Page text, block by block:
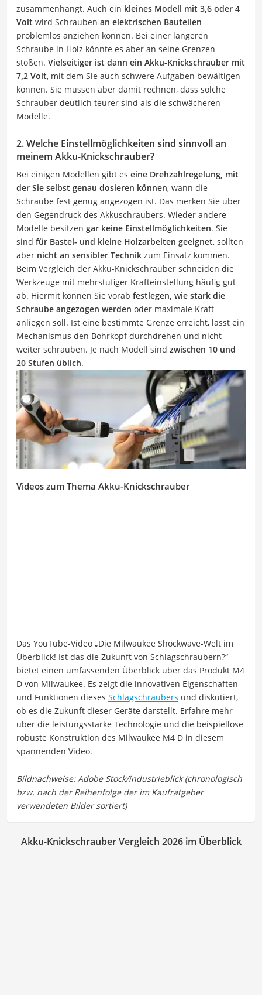
zusammenhängt. Auch ein kleines Modell mit 3,6 oder 4
Volt wird Schrauben an elektrischen Bauteilen
problemlos anziehen können. Bei einer längeren
Schraube in Holz könnte es aber an seine Grenzen
stoßen. Vielseitiger ist dann ein Akku-Knickschrauber mit
7,2 Volt, mit dem Sie auch schwere Aufgaben bewältigen
können. Sie müssen aber damit rechnen, dass solche
Schrauber deutlich teurer sind als die schwächeren
Modelle.
2. Welche Einstellmöglichkeiten sind sinnvoll an
meinem Akku-Knickschrauber?
Bei einigen Modellen gibt es eine Drehzahlregelung, mit
der Sie selbst genau dosieren können, wann die
Schraube fest genug angezogen ist. Das merken Sie über
den Gegendruck des Akkuschraubers. Wieder andere
Modelle besitzen gar keine Einstellmöglichkeiten. Sie
sind für Bastel- und kleine Holzarbeiten geeignet, sollten
aber nicht an sensibler Technik zum Einsatz kommen.
Beim Vergleich der Akku-Knickschrauber schneiden die
Werkzeuge mit mehrstufiger Krafteinstellung häufig gut
ab. Hiermit können Sie vorab festlegen, wie stark die
Schraube angezogen werden oder maximale Kraft
anliegen soll. Ist eine bestimmte Grenze erreicht, lässt ein
Mechanismus den Bohrkopf durchdrehen und nicht
weiter schrauben. Je nach Modell sind zwischen 10 und
20 Stufen üblich.
Videos zum Thema Akku-Knickschrauber
Das YouTube-Video „Die Milwaukee Shockwave-Welt im
Überblick! Ist das die Zukunft von Schlagschraubern?“
bietet einen umfassenden Überblick über das Produkt M4
D von Milwaukee. Es zeigt die innovativen Eigenschaften
und Funktionen dieses Schlagschraubers und diskutiert,
ob es die Zukunft dieser Geräte darstellt. Erfahre mehr
über die leistungsstarke Technologie und die beispiellose
robuste Konstruktion des Milwaukee M4 D in diesem
spannenden Video.
Akku-Knickschrauber Vergleich 2026 im Überblick